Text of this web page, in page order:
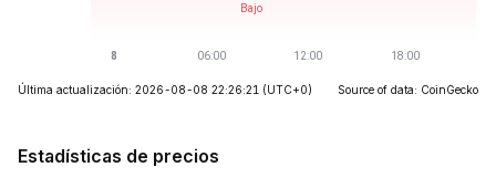
Última actualización: 2026-08-08 22:26:21 (UTC+0) Source of data: CoinGecko
Estadísticas de precios